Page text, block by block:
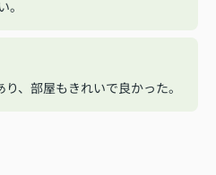
、部屋もきれいで良かった。